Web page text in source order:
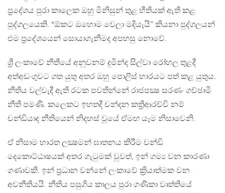
ප්‍රදේශය පුරා කාලෙක ඔහු මිනිසුන් තුළ භීතියක් ඇති කළ
පුද්ගලයෙකි. “ඕකට ඔහොම වෙලා මදියැයි” කියනා පුද්ගලයන්
එම ප්‍රදේශයෙන් සොයාගැනීමද අපහසු නොවේ.
ශ්‍රී ලංකාවේ නීතීයේ අනුවනම් දුමින්ද සිල්වා රෝහල තුළදී
අත්අඩංගුවට ගත යුතු අතර ඔහු පොලිස් භාරයට පත් කළ යුතුය.
නීතිය වල්වැදී ඇති රටක පවතින්නේ රාජපක්‍ෂ සරණං ගච්ඡාමී
නීති පමණි. කලෙකට ඉහතදී චන්දන කත්‍රිආරච්චි නම්
චන්ඩියාද නීතියෙන් නිදහස් වූයේ ඒමඟ යෑම නිසාවෙනි.
ඒ නිසාම භාරත ලක්‍ෂමන් ඝාතනය කිරීම චන්ඩි
දෙකොට්ඨාෂයක් අතර ගැටුමක් වුවත්, ඉන් ගම්‍ය වන කාරණා
ගණාවකි. ඉන් ප්‍රධාන වන්නේ ලංකාවේ ක්‍රියාත්මක වන
අවනීතියයි. නීතිය පසුගිය කාලය පුරා ගණිකා වෘත්තියේ